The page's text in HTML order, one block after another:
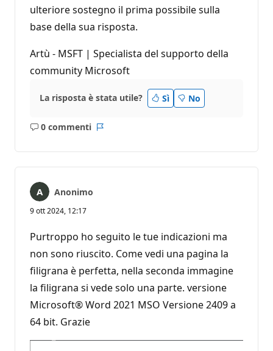
ulteriore sostegno il prima possibile sulla
base della sua risposta.
Artù - MSFT | Specialista del supporto della
community Microsoft
La risposta è stata utile? Sì No
0 commenti
Nessun
Anonimo
9 ott 2024, 12:17
Purtroppo ho seguito le tue indicazioni ma
non sono riuscito. Come vedi una pagina la
filigrana è perfetta, nella seconda immagine
la filigrana si vede solo una parte. versione
Microsoft® Word 2021 MSO Versione 2409 a
64 bit. Grazie